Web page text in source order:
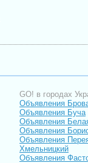
GO! в городах
Объявления
Объявления Буча
Объявления
Объявления
Объявления
Хмельницкий
Объявления